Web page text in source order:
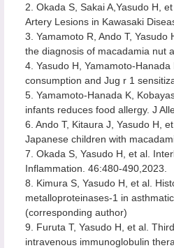
2. Okada S, Sakai A,Yasudo H,
Artery Lesions in Kawasaki
3. Yamamoto R, Ando T,
the diagnosis of macadamia nut
4. Yasudo H, Yamamoto-
consumption and Jug r 1
5. Yamamoto-Hanada K,
infants reduces food allergy. J
6. Ando T, Kitaura J, Yasudo H,
Japanese children with
7. Okada S, Yasudo H, et al.
Inflammation. 46:480-490,2023.
8. Kimura S, Yasudo H, et al.
metalloproteinases-1 in
(corresponding author)
9. Furuta T, Yasudo H, et al.
intravenous immunoglobulin